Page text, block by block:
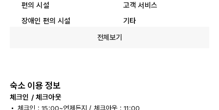
편의 시설
고객 서비스
장애인 편의 시설
기타
전체보기
숙소 이용 정보
체크인 / 체크아웃
체크인 : 15:00~언제든지 / 체크아웃 : 11:00